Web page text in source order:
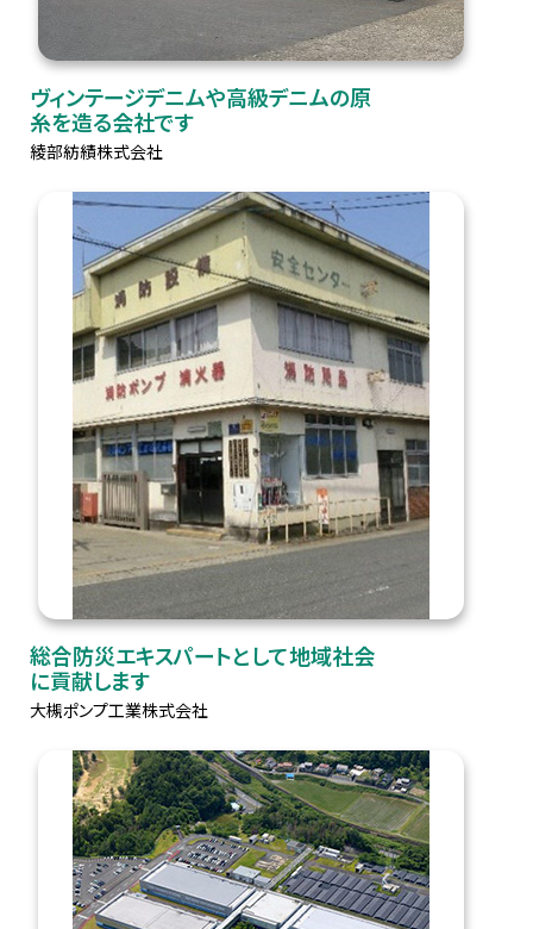
ヴィンテージデニムや高級デニムの原
糸を造る会社です
綾部紡績株式会社
総合防災エキスパートとして地域社会
に貢献します
大槻ポンプ工業株式会社